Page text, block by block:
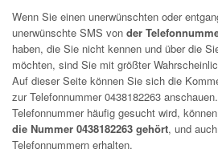
Wenn Sie einen unerwünschten oder
unerwünschte SMS von der
haben, die Sie nicht kennen und über die
möchten, sind Sie mit größter
Auf dieser Seite können Sie sich die
zur Telefonnummer0438182263
Telefonnummer häufig gesucht wird,
die Nummer 0438182263 gehört, und
Telefonnummern erhalten.